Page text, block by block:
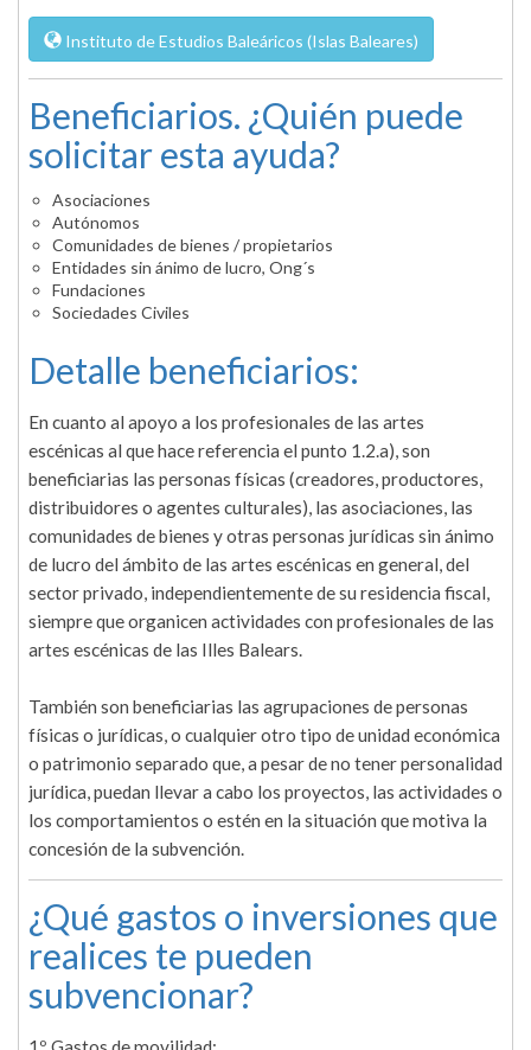
Instituto de Estudios Baleáricos (Islas Baleares)
Beneficiarios. ¿Quién puede
solicitar esta ayuda?
Asociaciones
Autónomos
Comunidades de bienes / propietarios
Entidades sin ánimo de lucro, Ong´s
Fundaciones
Sociedades Civiles
Detalle beneficiarios:
En cuanto al apoyo a los profesionales de las artes
escénicas al que hace referencia el punto 1.2.a), son
beneficiarias las personas físicas (creadores, productores,
distribuidores o agentes culturales), las asociaciones, las
comunidades de bienes y otras personas jurídicas sin ánimo
de lucro del ámbito de las artes escénicas en general, del
sector privado, independientemente de su residencia fiscal,
siempre que organicen actividades con profesionales de las
artes escénicas de las Illes Balears.
También son beneficiarias las agrupaciones de personas
físicas o jurídicas, o cualquier otro tipo de unidad económica
o patrimonio separado que, a pesar de no tener personalidad
jurídica, puedan llevar a cabo los proyectos, las actividades o
los comportamientos o estén en la situación que motiva la
concesión de la subvención.
¿Qué gastos o inversiones que
realices te pueden
subvencionar?